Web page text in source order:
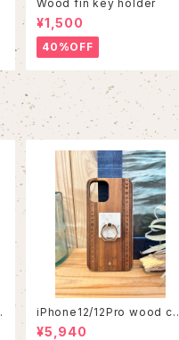
Wood fin key holder
¥1,500
40%OFF
iPhone12/12Pro wood ca
se
¥5,940